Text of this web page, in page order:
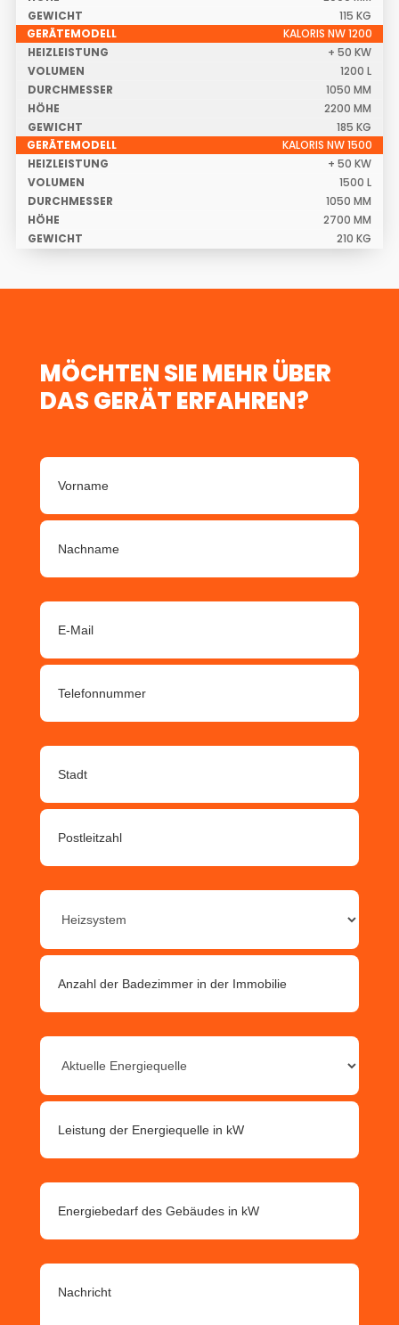
115 KG
KALORIS NW 1200
+ 50 KW
1200 L
1050 MM
2200 MM
185 KG
KALORIS NW 1500
+ 50 KW
1500 L
1050 MM
2700 MM
210 KG
MÖCHTEN SIE MEHR ÜBER
DAS GERÄT ERFAHREN?